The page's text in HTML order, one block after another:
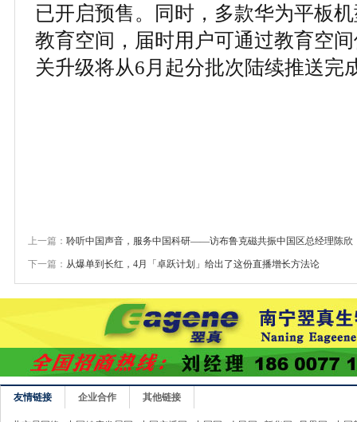
已开启预售。同时，多款华为平板
教育空间，届时用户可通过教育空
关升级将从6月起分批次陆续推送完
上一篇： 聆听中国声音，服务中国科研——访布鲁克磁共振中国区总经理陈欣
下一篇： 从爆单到长红，4月「卓跃计划」给出了这份直播增长方法论
友情链接 企业合作 其他链接